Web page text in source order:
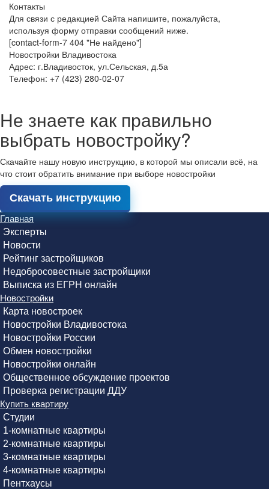
Контакты
Для связи с редакцией Сайта напишите, пожалуйста,
используя форму отправки сообщений ниже.
[contact-form-7 404 "Не найдено"]
Новостройки Владивостока
Адрес: г.Владивосток, ул.Сельская, д.5а
Телефон: +7 (423) 280-02-07
Не знаете как правильно
выбрать новостройку?
Скачайте нашу новую инструкцию, в которой мы описали всё, на
что стоит обратить внимание при выборе новостройки
Скачать инструкцию
Главная
Эксперты
Новости
Рейтинг застройщиков
Недобросовестные застройщики
Выписка из ЕГРН онлайн
Новостройки
Карта новостроек
Новостройки Владивостока
Новостройки России
Обмен новостройки
Новостройки онлайн
Общественное обсуждение проектов
Проверка регистрации ДДУ
Купить квартиру
Студии
1-комнатные квартиры
2-комнатные квартиры
3-комнатные квартиры
4-комнатные квартиры
Пентхаусы